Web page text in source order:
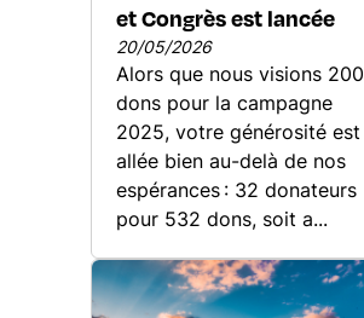
et Congrès est lancée
20/05/2026
Alors que nous visions 200
dons pour la campagne
2025, votre générosité est
allée bien au-delà de nos
espérances : 32 donateurs
pour 532 dons, soit a...